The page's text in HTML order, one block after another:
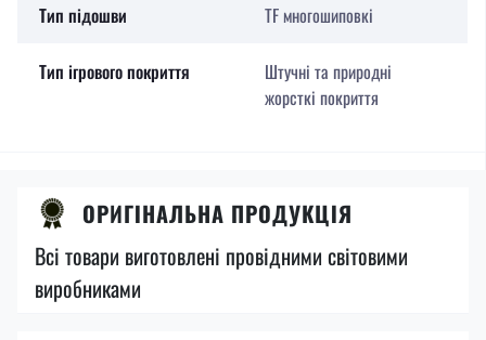
Тип підошви TF многошиповкі
Тип ігрового покриття
Штучні та природні
жорсткі покриття
ОРИГІНАЛЬНА ПРОДУКЦІЯ
Всі товари виготовлені провідними світовими
виробниками